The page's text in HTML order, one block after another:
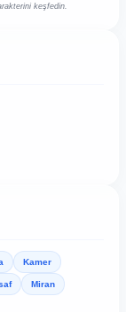
keşfedin.
Kamer
Miran